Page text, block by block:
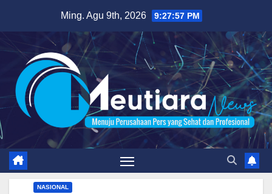
content
Ming. Agu 9th, 2026 9:27:58 PM
NASIONAL